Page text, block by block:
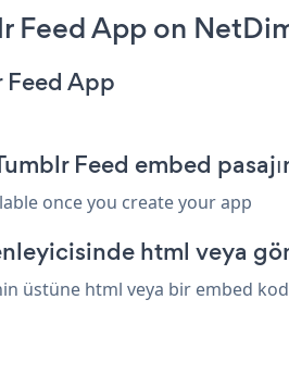
Feed App on
Feed App
Feed embed
once you create your app
html veya
üstüne html veya bir embed